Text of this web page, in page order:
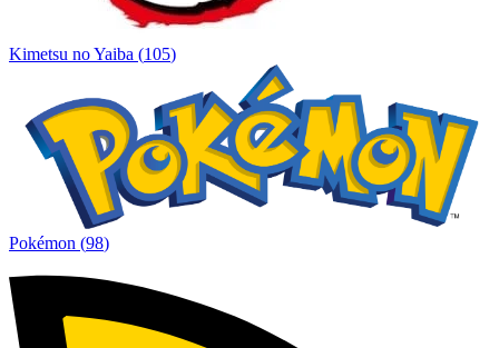
Kimetsu no Yaiba (105)
Pokémon (98)